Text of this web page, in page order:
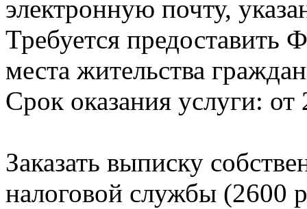
электронную почту,
Требуется
места жительства
Срок оказания услуги: от
Заказать выписку
налоговой службы (2600